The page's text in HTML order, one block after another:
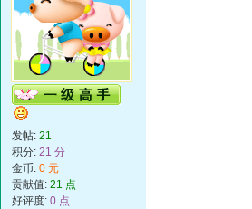
发帖: 21
积分: 21 分
金币: 0 元
贡献值: 21 点
好评度: 0 点